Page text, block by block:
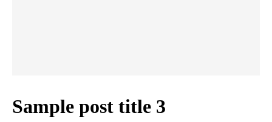
Sample post title 3